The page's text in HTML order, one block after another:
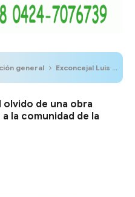
general Exconcejal Luis Millán: El olvido de una obra vital que pone en riesgo a la comunidad de la Pedregosa Sur
olvido de una obra
la comunidad de la